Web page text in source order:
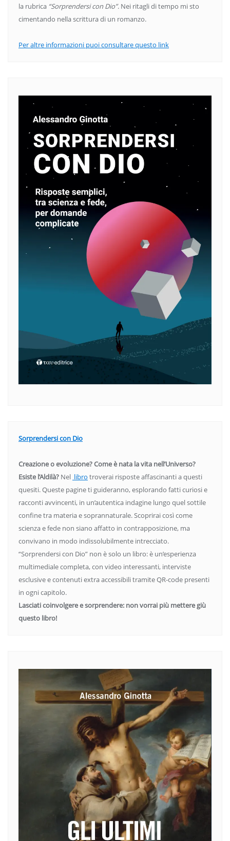
la rubrica “Sorprendersi con Dio”. Nei ritagli di tempo mi sto
cimentando nella scrittura di un romanzo.
Per altre informazioni puoi consultare questo link
Sorprendersi con Dio
Creazione o evoluzione? Come è nata la vita nell’Universo?
Esiste l’Aldilà? Nel libro troverai risposte affascinanti a questi
quesiti. Queste pagine ti guideranno, esplorando fatti curiosi e
racconti avvincenti, in un’autentica indagine lungo quel sottile
confine tra materia e soprannaturale. Scoprirai così come
scienza e fede non siano affatto in contrapposizione, ma
convivano in modo indissolubilmente intrecciato.
“Sorprendersi con Dio” non è solo un libro: è un’esperienza
multimediale completa, con video interessanti, interviste
esclusive e contenuti extra accessibili tramite QR-code presenti
in ogni capitolo.
Lasciati coinvolgere e sorprendere: non vorrai più mettere giù
questo libro!